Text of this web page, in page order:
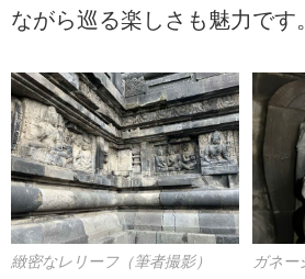
ながら巡る楽しさも魅力です。
緻密なレリーフ（筆者撮影） ガネー